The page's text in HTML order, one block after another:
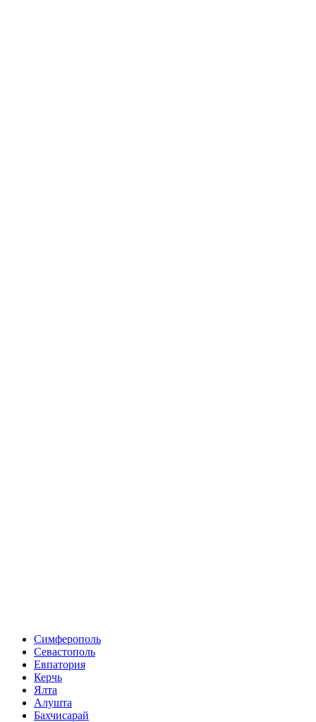
Симферополь
Севастополь
Евпатория
Керчь
Ялта
Алушта
Бахчисарай